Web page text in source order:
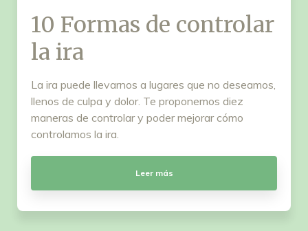
10 Formas de controlar
la ira
La ira puede llevarnos a lugares que no deseamos,
llenos de culpa y dolor. Te proponemos diez
maneras de controlar y poder mejorar cómo
controlamos la ira.
Leer más